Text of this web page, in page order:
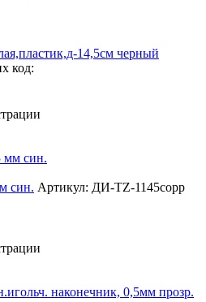
14,5см черный
код:
син. Артикул: ДИ-TZ-1145сорр